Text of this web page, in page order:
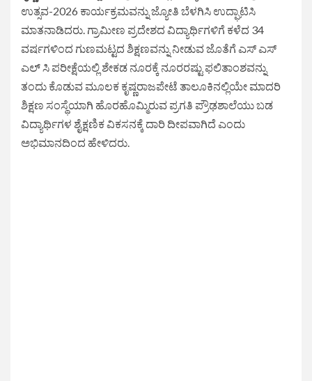
ಉತ್ಸವ-2026 ಕಾರ್ಯಕ್ರಮವನ್ನು ಜ್ಯೋತಿ ಬೆಳಗಿಸಿ ಉದ್ಘಾಟಿಸಿ
ಮಾತನಾಡಿದರು. ಗ್ರಾಮೀಣ ಪ್ರದೇಶದ ವಿದ್ಯಾರ್ಥಿಗಳಿಗೆ ಕಳೆದ 34
ವರ್ಷಗಳಿಂದ ಗುಣಮಟ್ಟದ ಶಿಕ್ಷಣವನ್ನು ನೀಡುವ ಜೊತೆಗೆ ಎಸ್ ಎಸ್
ಎಲ್ ಸಿ ಪರೀಕ್ಷೆಯಲ್ಲಿ ಶೇಕಡ ನೂರಕ್ಕೆ ನೂರರಷ್ಟು ಫಲಿತಾಂಶವನ್ನು
ತಂದು ಕೊಡುವ ಮೂಲಕ ಕೃಷ್ಣರಾಜಪೇಟೆ ತಾಲೂಕಿನಲ್ಲಿಯೇ ಮಾದರಿ
ಶಿಕ್ಷಣ ಸಂಸ್ಥೆಯಾಗಿ ಹೊರಹೊಮ್ಮಿರುವ ಪ್ರಗತಿ ಪ್ರೌಢಶಾಲೆಯು ಬಡ
ವಿದ್ಯಾರ್ಥಿಗಳ ಶೈಕ್ಷಣಿಕ ವಿಕಸನಕ್ಕೆ ದಾರಿ ದೀಪವಾಗಿದೆ ಎಂದು
ಅಭಿಮಾನದಿಂದ ಹೇಳಿದರು.